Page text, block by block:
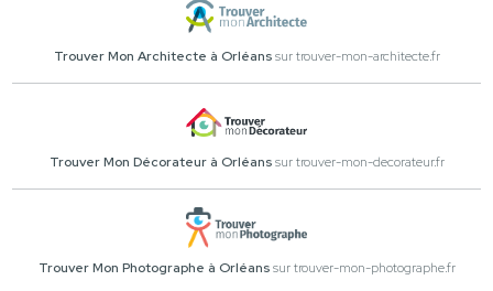
Trouver Mon Architecte à Orléanssur trouver-mon-architecte.fr
Trouver Mon Décorateur à Orléanssur trouver-mon-decorateur.fr
Trouver Mon Photographe à Orléanssur trouver-mon-photographe.fr